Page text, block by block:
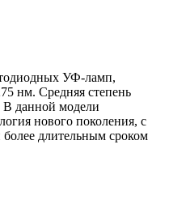
УФ-ламп,
нм. Средняя степень
В данной модели
нового поколения, с
длительным сроком